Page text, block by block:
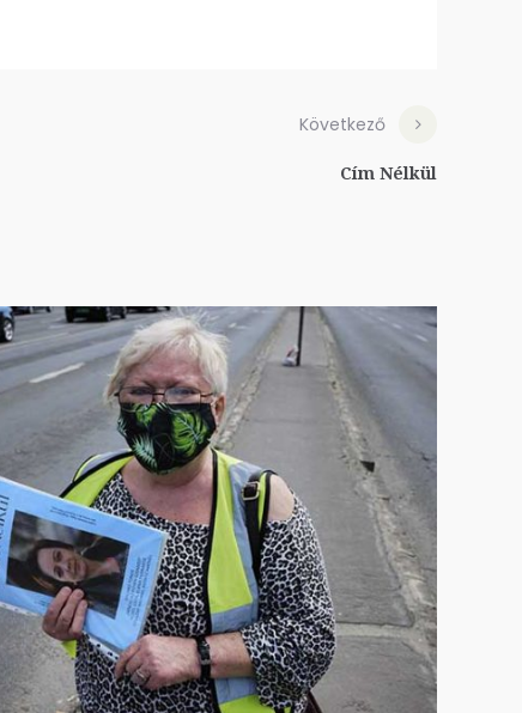
Következő
Cím Nélkül